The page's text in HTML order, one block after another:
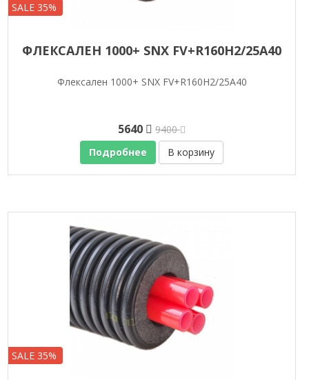
SALE 35%
ФЛЕКСАЛЕН 1000+ SNX FV+R160H2/25A40
Флексален 1000+ SNX FV+R160H2/25A40
5640
9400
Подробнее
В корзину
SALE 35%